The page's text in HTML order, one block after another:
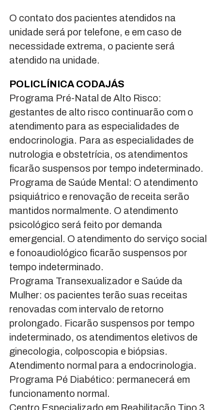
O contato dos pacientes atendidos na
unidade será por telefone, e em caso de
necessidade extrema, o paciente será
atendido na unidade.
POLICLÍNICA CODAJÁS
Programa Pré-Natal de Alto Risco:
gestantes de alto risco continuarão com o
atendimento para as especialidades de
endocrinologia. Para as especialidades de
nutrologia e obstetrícia, os atendimentos
ficarão suspensos por tempo indeterminado.
Programa de Saúde Mental: O atendimento
psiquiátrico e renovação de receita serão
mantidos normalmente. O atendimento
psicológico será feito por demanda
emergencial. O atendimento do serviço social
e fonoaudiológico ficarão suspensos por
tempo indeterminado.
Programa Transexualizador e Saúde da
Mulher: os pacientes terão suas receitas
renovadas com intervalo de retorno
prolongado. Ficarão suspensos por tempo
indeterminado, os atendimentos eletivos de
ginecologia, colposcopia e biópsias.
Atendimento normal para a endocrinologia.
Programa Pé Diabético: permanecerá em
funcionamento normal.
Centro Especializado em Reabilitação Tipo 3